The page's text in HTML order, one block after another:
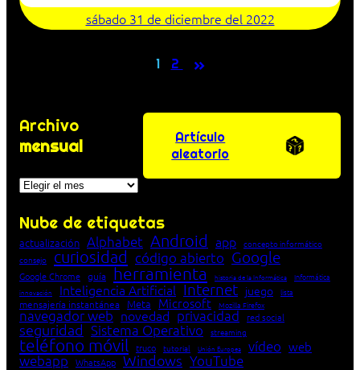
sábado 31 de diciembre del 2022
1 2 »
Archivo
mensual
Archivos
Artículo
aleatorio
Nube de etiquetas
actualización Alphabet Android app concepto informático
consejo
curiosidad código abierto Google
Google Chrome guía herramienta historia de la Informática Informática
innovación Inteligencia Artificial Internet juego lista
mensajería instantánea Meta Microsoft Mozilla Firefox
navegador web novedad privacidad red social
seguridad Sistema Operativo streaming
teléfono móvil truco tutorial Unión Europea vídeo web
webapp WhatsApp Windows YouTube